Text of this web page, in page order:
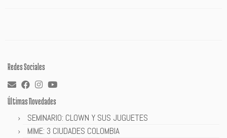
Redes Sociales
Últimas Novedades
SEMINARIO: CLOWN Y SUS JUGUETES
MIME: 3 CIUDADES COLOMBIA